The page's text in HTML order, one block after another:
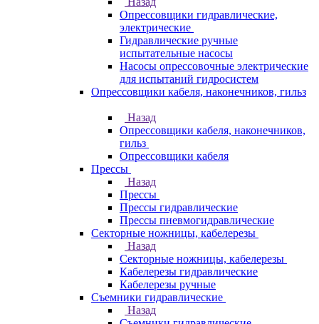
Опрессовщики гидравлические,
электрические
Гидравлические ручные
испытательные насосы
Насосы опрессовочные электрические
для испытаний гидросистем
Опрессовщики кабеля, наконечников, гильз
Назад
Опрессовщики кабеля, наконечников,
гильз
Опрессовщики кабеля
Прессы
Назад
Прессы
Прессы гидравлические
Прессы пневмогидравлические
Секторные ножницы, кабелерезы
Назад
Секторные ножницы, кабелерезы
Кабелерезы гидравлические
Кабелерезы ручные
Съемники гидравлические
Назад